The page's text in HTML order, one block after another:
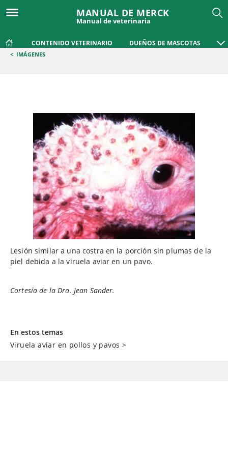
MANUAL DE MERCK
Manual de veterinaria
CONTENIDO VETERINARIO DUEÑOS DE MASCOTAS
< IMÁGENES
Lesión similar a una costra en la porción sin plumas de la
piel debida a la viruela aviar en un pavo.
Cortesía de la Dra. Jean Sander.
En estos temas
Viruela aviar en pollos y pavos >